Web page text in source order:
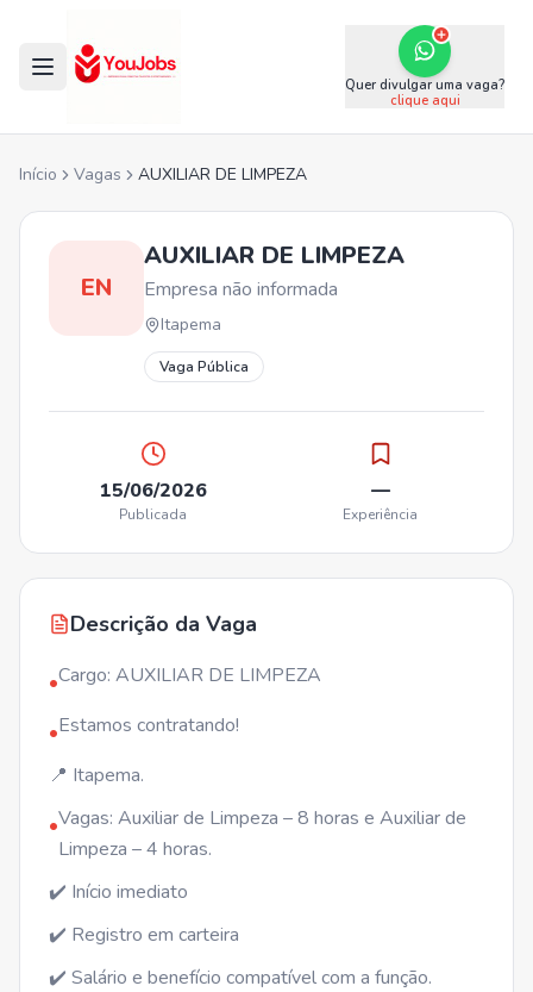
Quer divulgar uma vaga?
clique aqui
Início Vagas AUXILIAR DE LIMPEZA
EN
AUXILIAR DE LIMPEZA
Empresa não informada
Itapema
Vaga Pública
15/06/2026
Publicada
—
Experiência
Descrição da Vaga
•Cargo: AUXILIAR DE LIMPEZA
•Estamos contratando!
📍 Itapema.
•Vagas: Auxiliar de Limpeza – 8 horas e Auxiliar de
Limpeza – 4 horas.
✔️ Início imediato
✔️ Registro em carteira
✔️ Salário e benefício compatível com a função.